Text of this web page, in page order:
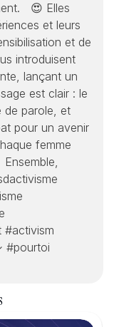
😍 Elles
et leurs
et de
introduisent
lançant un
est clair : le
de parole, et
pour un avenir
femme
#activism
#pourtoi